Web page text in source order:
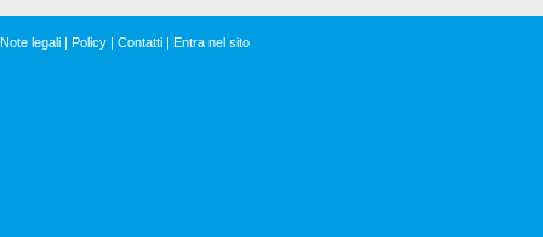
Note legali | Policy | Contatti | Entra nel sito